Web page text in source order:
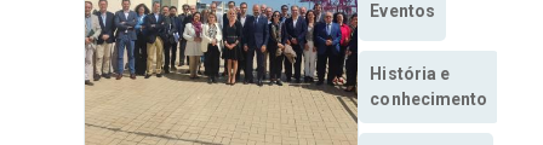
Eventos
História e
conhecimento